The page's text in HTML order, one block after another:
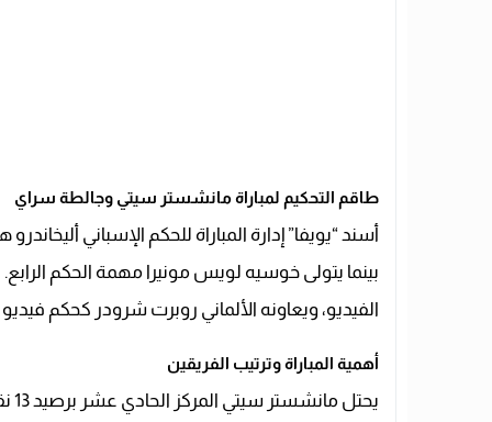
طاقم التحكيم لمباراة مانشستر سيتي وجالطة سراي
أسند “يويفا” إدارة المباراة للحكم الإسباني
بينما يتولى خوسيه لويس مونيرا مهمة الحكم
الفيديو، ويعاونه الألماني روبرت شرودر كحكم
أهمية المباراة وترتيب الفريقين